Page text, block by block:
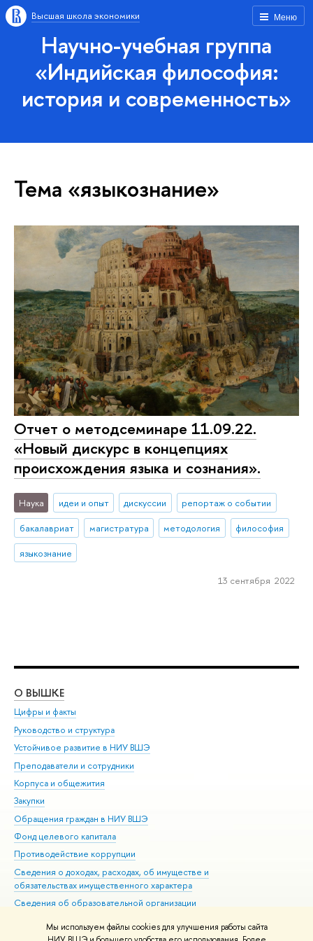
Мы используем файлы cookies для улучшения работы сайта
Меню
Высшая школа экономики
Научно-учебная группа
«Индийская философия:
история и современность»
Тема «языкознание»
Отчет о методсеминаре 11.09.22.
«Новый дискурс в концепциях
происхождения языка и сознания».
Наука идеи и опыт дискуссии
репортаж о событии
бакалавриат
магистратура методология
философия
языкознание
13 сентября 2022
О ВЫШКЕ
Цифры и факты
Руководство и структура
Устойчивое развитие в НИУ ВШЭ
Преподаватели и сотрудники
Корпуса и общежития
Закупки
Обращения граждан в НИУ ВШЭ
Фонд целевого капитала
Противодействие коррупции
Сведения о доходах, расходах, об имуществе и
обязательствах имущественного характера
Сведения об образовательной организации
Людям с ограниченными возможностями здоровья
Единая платежная страница